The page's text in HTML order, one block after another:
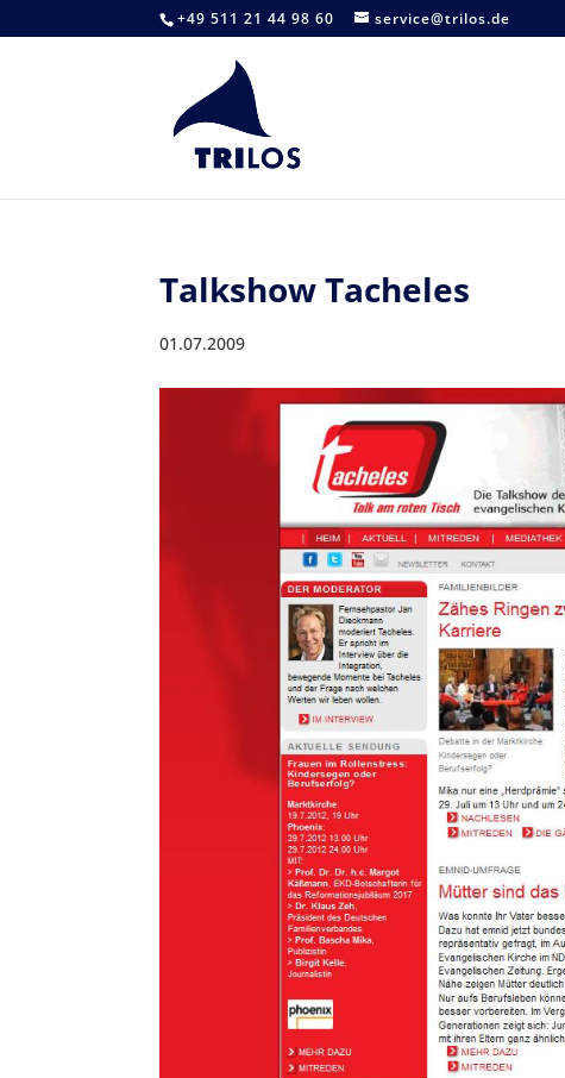
+49 511 21 44 98 60 service@trilos.de
Talkshow Tacheles
01.07.2009